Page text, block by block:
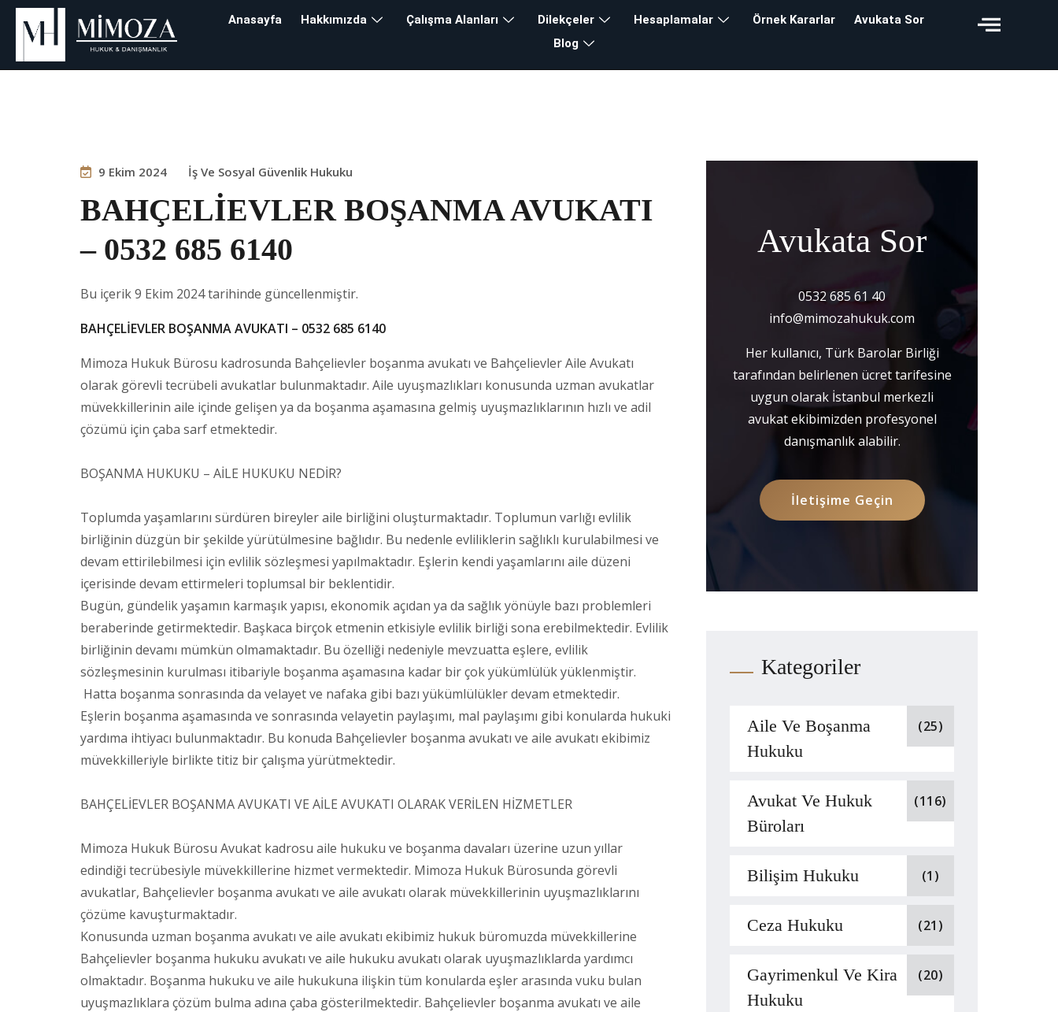
Anasayfa Hakkımızda Çalışma Alanları Dilekçeler Hesaplamalar Örnek Kararlar
Avukata Sor
Blog
9 Ekim 2024 İş Ve Sosyal Güvenlik Hukuku
BAHÇELİEVLER BOŞANMA AVUKATI
– 0532 685 6140
Bu içerik 9 Ekim 2024 tarihinde güncellenmiştir.
BAHÇELİEVLER BOŞANMA AVUKATI – 0532 685 6140
Mimoza Hukuk Bürosu kadrosunda Bahçelievler boşanma avukatı ve Bahçelievler Aile Avukatı
olarak görevli tecrübeli avukatlar bulunmaktadır. Aile uyuşmazlıkları konusunda uzman avukatlar
müvekkillerinin aile içinde gelişen ya da boşanma aşamasına gelmiş uyuşmazlıklarının hızlı ve adil
çözümü için çaba sarf etmektedir.
BOŞANMA HUKUKU – AİLE HUKUKU NEDİR?
Toplumda yaşamlarını sürdüren bireyler aile birliğini oluşturmaktadır. Toplumun varlığı evlilik
birliğinin düzgün bir şekilde yürütülmesine bağlıdır. Bu nedenle evliliklerin sağlıklı kurulabilmesi ve
devam ettirilebilmesi için evlilik sözleşmesi yapılmaktadır. Eşlerin kendi yaşamlarını aile düzeni
içerisinde devam ettirmeleri toplumsal bir beklentidir.
Bugün, gündelik yaşamın karmaşık yapısı, ekonomik açıdan ya da sağlık yönüyle bazı problemleri
beraberinde getirmektedir. Başkaca birçok etmenin etkisiyle evlilik birliği sona erebilmektedir. Evlilik
birliğinin devamı mümkün olmamaktadır. Bu özelliği nedeniyle mevzuatta eşlere, evlilik
sözleşmesinin kurulması itibariyle boşanma aşamasına kadar bir çok yükümlülük yüklenmiştir.
Hatta boşanma sonrasında da velayet ve nafaka gibi bazı yükümlülükler devam etmektedir.
Eşlerin boşanma aşamasında ve sonrasında velayetin paylaşımı, mal paylaşımı gibi konularda hukuki
yardıma ihtiyacı bulunmaktadır. Bu konuda Bahçelievler boşanma avukatı ve aile avukatı ekibimiz
müvekkilleriyle birlikte titiz bir çalışma yürütmektedir.
BAHÇELİEVLER BOŞANMA AVUKATI VE AİLE AVUKATI OLARAK VERİLEN HİZMETLER
Mimoza Hukuk Bürosu Avukat kadrosu aile hukuku ve boşanma davaları üzerine uzun yıllar
edindiği tecrübesiyle müvekkillerine hizmet vermektedir. Mimoza Hukuk Bürosunda görevli
avukatlar, Bahçelievler boşanma avukatı ve aile avukatı olarak müvekkillerinin uyuşmazlıklarını
çözüme kavuşturmaktadır.
Konusunda uzman boşanma avukatı ve aile avukatı ekibimiz hukuk büromuzda müvekkillerine
Bahçelievler boşanma hukuku avukatı ve aile hukuku avukatı olarak uyuşmazlıklarda yardımcı
olmaktadır. Boşanma hukuku ve aile hukukuna ilişkin tüm konularda eşler arasında vuku bulan
uyuşmazlıklara çözüm bulma adına çaba gösterilmektedir. Bahçelievler boşanma avukatı ve aile
Avukata Sor
0532 685 61 40
info@mimozahukuk.com
Her kullanıcı, Türk Barolar Birliği
tarafından belirlenen ücret tarifesine
uygun olarak İstanbul merkezli
avukat ekibimizden profesyonel
danışmanlık alabilir.
İletişime Geçin
Kategoriler
Aile Ve Boşanma
Hukuku
(25)
Avukat Ve Hukuk
Büroları
(116)
Bilişim Hukuku (1)
Ceza Hukuku (21)
Gayrimenkul Ve Kira
Hukuku
(20)